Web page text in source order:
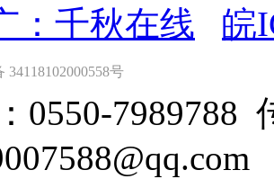
：千秋在线
皖
34118102000558号
0550-7989788